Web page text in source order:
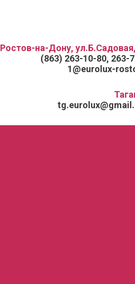
Ростов-на-Дону,
(863) 263-10-80, 263-
1@eurolux-